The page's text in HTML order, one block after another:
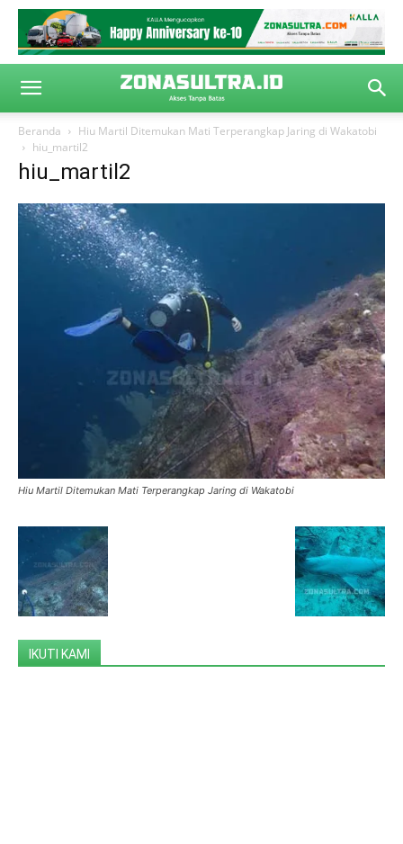
Beranda
Hiu Martil Ditemukan Mati Terperangkap Jaring di Wakatobi
hiu_martil2
hiu_martil2
Hiu Martil Ditemukan Mati Terperangkap Jaring di Wakatobi
IKUTI KAMI